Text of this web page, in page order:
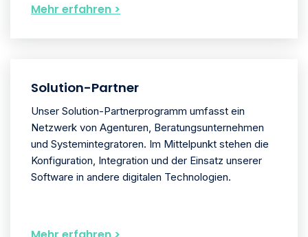
Mehr erfahren >
Solution-Partner
Unser Solution-Partnerprogramm umfasst ein
Netzwerk von Agenturen, Beratungsunternehmen
und Systemintegratoren. Im Mittelpunkt stehen die
Konfiguration, Integration und der Einsatz unserer
Software in andere digitalen Technologien.